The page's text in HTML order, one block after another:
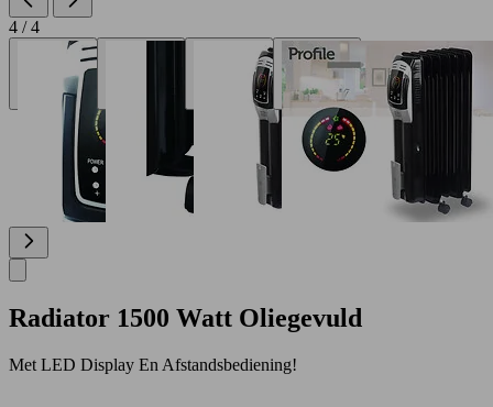
4 / 4
Radiator 1500 Watt Oliegevuld
Met LED Display En Afstandsbediening!